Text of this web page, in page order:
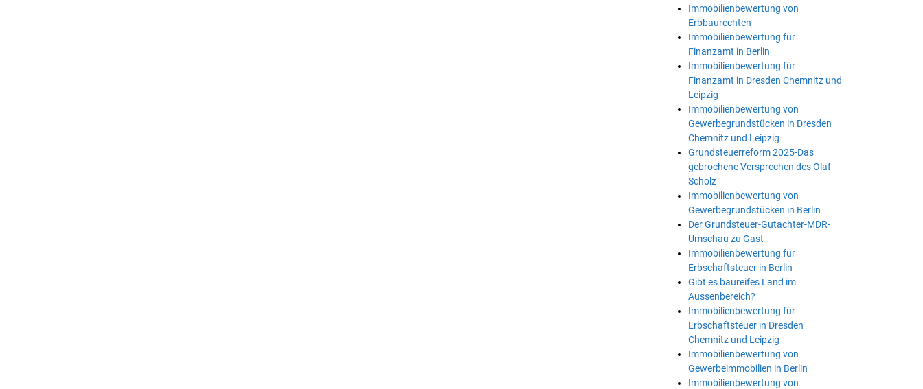
Immobilienbewertung von
Erbbaurechten
Immobilienbewertung für
Finanzamt in Berlin
Immobilienbewertung für
Finanzamt in Dresden Chemnitz und
Leipzig
Immobilienbewertung von
Gewerbegrundstücken in Dresden
Chemnitz und Leipzig
Grundsteuerreform 2025-Das
gebrochene Versprechen des Olaf
Scholz
Immobilienbewertung von
Gewerbegrundstücken in Berlin
Der Grundsteuer-Gutachter-MDR-
Umschau zu Gast
Immobilienbewertung für
Erbschaftsteuer in Berlin
Gibt es baureifes Land im
Aussenbereich?
Immobilienbewertung für
Erbschaftsteuer in Dresden
Chemnitz und Leipzig
Immobilienbewertung von
Gewerbeimmobilien in Berlin
Immobilienbewertung von